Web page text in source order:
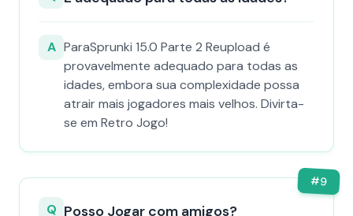
A ParaSprunki 15.0 Parte 2 Reupload é
provavelmente adequado para todas as
idades, embora sua complexidade possa
atrair mais jogadores mais velhos. Divirta-
se em Retro Jogo!
#9
Q Posso Jogar com amigos?